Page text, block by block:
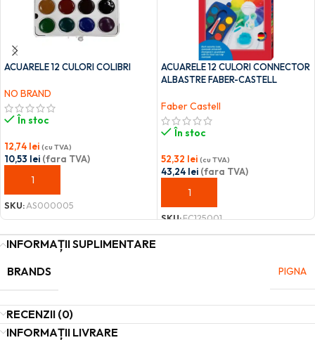
ACUARELE 12 CULORI COLIBRI
NO BRAND
În stoc
12,74 lei (cu TVA)
10,53 lei (fara TVA)
ADAUGĂ ÎN COȘ
SKU:AS000005
ACUARELE 12 CULORI CONNECTOR
ALBASTRE FABER-CASTELL
Faber Castell
În stoc
52,32 lei (cu TVA)
43,24 lei (fara TVA)
ADAUGĂ ÎN COȘ
SKU:FC125001
INFORMAȚII SUPLIMENTARE
BRANDS
PIGNA
RECENZII (0)
INFORMAȚII LIVRARE